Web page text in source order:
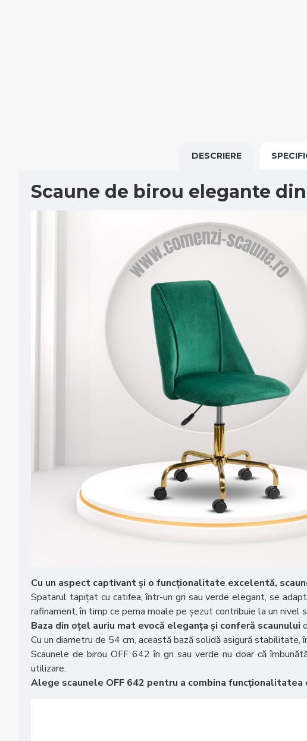
DESCRIERE
Scaune de birou elegante
Cu un aspect captivant și o funcționalitate excelentă,
Spatarul tapițat cu catifea, într-un gri sau verde elegant, se
rafinament, în timp ce perna moale pe șezut contribuie la un nivel
Baza din oțel auriu mat evocă eleganța și conferă scaunului
Cu un diametru de 54 cm, această bază solidă asigură
Scaunele de birou OFF 642 în gri sau verde nu doar că
utilizare.
Alege scaunele OFF 642 pentru a combina